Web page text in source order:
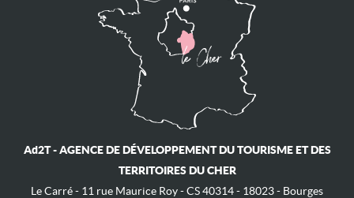
Ad2T - AGENCE DE DÉVELOPPEMENT DU TOURISME ET DES
TERRITOIRES DU CHER
Le Carré - ​11 rue Maurice Roy - ​CS 40314 - 18023 - Bourges